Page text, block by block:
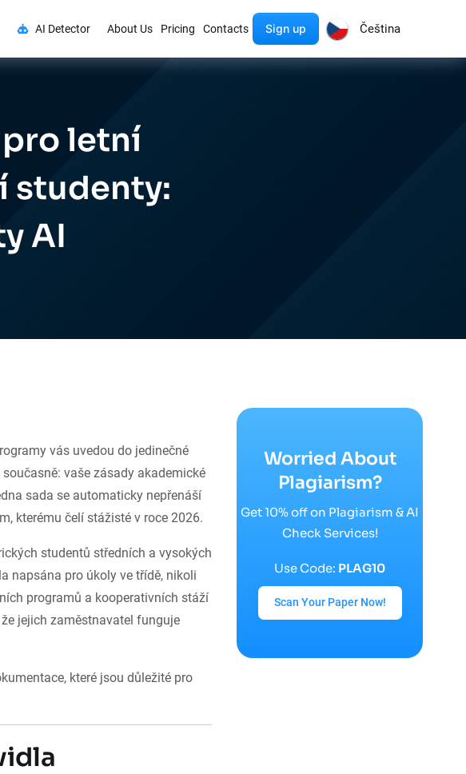
AI Detector About Us Pricing Contacts Sign up Čeština
letní
studenty:
AI
vás uvedou do jedinečné
vaše zásady akademické
sada se automaticky nepřenáší
kterému čelí stážisté v roce 2026.
studentů středních a vysokých
napsána pro úkoly ve třídě, nikoli
programů a kooperativních stáží
jejich zaměstnavatel funguje
které jsou důležité pro
Worried About
Plagiarism?
Get 10% off on Plagiarism & AI
Check Services!
Use Code: PLAG10
Scan Your Paper Now!